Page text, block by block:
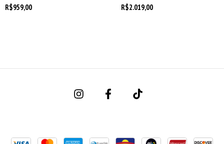
R$959,00 R$2.019,00